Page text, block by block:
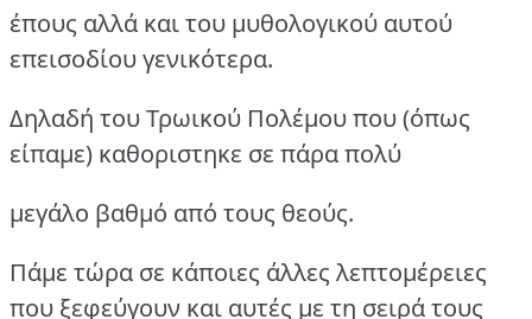
έπους αλλά και του μυθολογικού αυτού
επεισοδίου γενικότερα.
Δηλαδή του Τρωικού Πολέμου που (όπως
είπαμε) καθοριστηκε σε πάρα πολύ
μεγάλο βαθμό από τους θεούς.
Πάμε τώρα σε κάποιες άλλες λεπτομέρειες
που ξεφεύγουν και αυτές με τη σειρά τους